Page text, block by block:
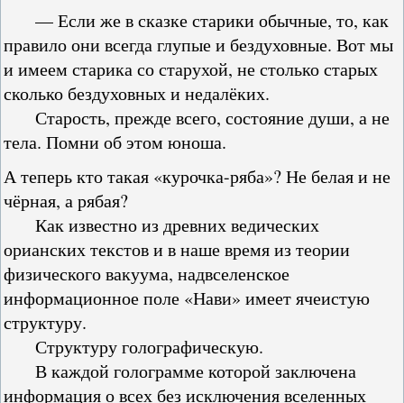
— Если же в сказке старики обычные, то, как
правило они всегда глупые и бездуховные. Вот мы
и имеем старика со старухой, не столько старых
сколько бездуховных и недалёких.
Старость, прежде всего, состояние души, а не
тела. Помни об этом юноша.
А теперь кто такая «курочка-ряба»? Не белая и не
чёрная, а рябая?
Как известно из древних ведических
орианских текстов и в наше время из теории
физического вакуума, надвселенское
информационное поле «Нави» имеет ячеистую
структуру.
Структуру голографическую.
В каждой голограмме которой заключена
информация о всех без исключения вселенных